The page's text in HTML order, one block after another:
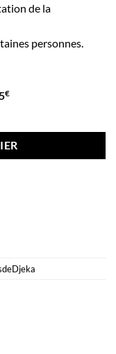
de la
personnes.
€